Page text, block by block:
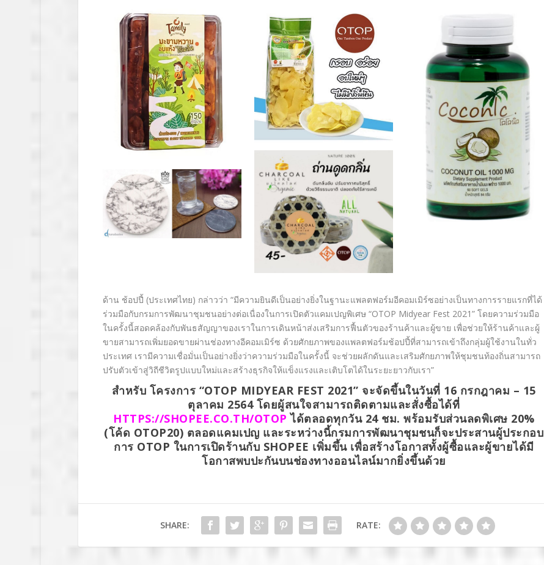
ด้าน ช้อปปี้ (ประเทศไทย) กล่าวว่า “มีความยินดีเป็นอย่างยิ่งในฐานะแพลตฟอร์มอีคอมเมิร์ซอย่างเป็นทางการรายแรกที่ได้
ร่วมมือกับกรมการพัฒนาชุมชนอย่างต่อเนื่องในการเปิดตัวแคมเปญพิเศษ “OTOP Midyear Fest 2021” โดยความร่วมมือ
ในครั้งนี้สอดคล้องกับพันธสัญญาของเราในการเดินหน้าส่งเสริมการฟื้นตัวของร้านค้าและผู้ขาย เพื่อช่วยให้ร้านค้าและผู้
ขายสามารถเพิ่มยอดขายผ่านช่องทางอีคอมเมิร์ซ ด้วยศักยภาพของแพลตฟอร์มช้อปปี้ที่สามารถเข้าถึงกลุ่มผู้ใช้งานในทั่ว
ประเทศ เรามีความเชื่อมั่นเป็นอย่างยิ่งว่าความร่วมมือในครั้งนี้ จะช่วยผลักดันและเสริมศักยภาพให้ชุมชนท้องถิ่นสามารถ
ปรับตัวเข้าสู่วิถีชีวิตรูปแบบใหม่และสร้างธุรกิจให้แข็งแรงและเติบโตได้ในระยะยาวกับเรา”
สำหรับ โครงการ “OTOP MIDYEAR FEST 2021” จะจัดขึ้นในวันที่ 16 กรกฎาคม – 15
ตุลาคม 2564 โดยผู้สนใจสามารถติดตามและสั่งซื้อได้ที่
HTTPS://SHOPEE.CO.TH/OTOP ได้ตลอดทุกวัน 24 ชม. พร้อมรับส่วนลดพิเศษ 20%
(โค้ด OTOP20) ตลอดแคมเปญ และระหว่างนี้กรมการพัฒนาชุมชนก็จะประสานผู้ประกอบ
การ OTOP ในการเปิดร้านกับ SHOPEE เพิ่มขึ้น เพื่อสร้างโอกาสทั้งผู้ซื้อและผู้ขายได้มี
โอกาสพบปะกันบนช่องทางออนไลน์มากยิ่งขึ้นด้วย
SHARE: RATE: